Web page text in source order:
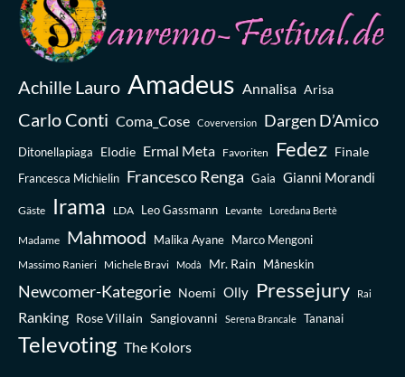
Achille Lauro Amadeus Annalisa Arisa
Carlo Conti Coma_Cose Coverversion Dargen D’Amico
Ditonellapiaga Elodie Ermal Meta Favoriten Fedez Finale
Francesca Michielin Francesco Renga Gaia Gianni Morandi
Gäste Irama LDA Leo Gassmann Levante Loredana Bertè
Madame Mahmood Malika Ayane Marco Mengoni
Massimo Ranieri Michele Bravi Modà Mr. Rain Måneskin
Newcomer-Kategorie Noemi Olly Pressejury Rai
Ranking Rose Villain Sangiovanni Serena Brancale Tananai
Televoting The Kolors